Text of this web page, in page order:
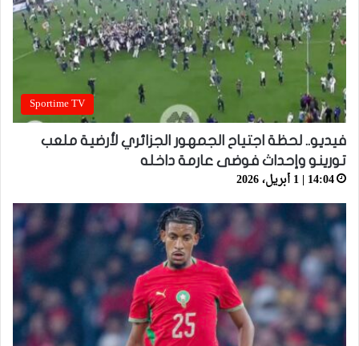
Sportime TV
فيديو.. لحظة اجتياح الجمهور الجزائري لأرضية ملعب
تورينو وإحداث فوضى عارمة داخله
14:04 | 1 أبريل، 2026